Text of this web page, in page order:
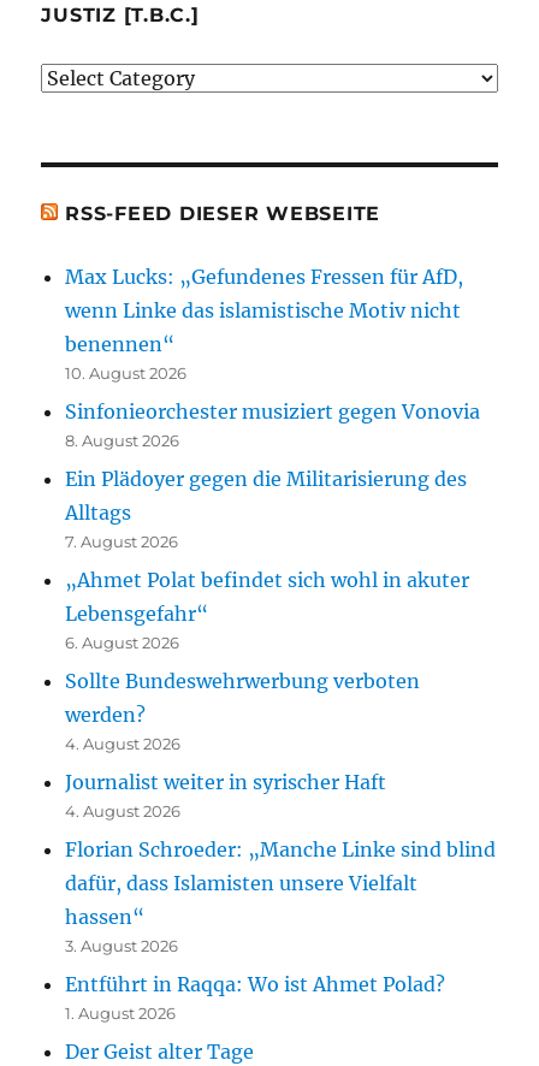
besprochenen
erwähnten
JUSTIZ [T.B.C.]
Justiz
RSS-FEED DIESER WEBSEITE
Max Lucks: „Gefundenes Fressen für AfD,
wenn Linke das islamistische Motiv nicht
benennen“
10. August 2026
Sinfonieorchester musiziert gegen Vonovia
8. August 2026
Ein Plädoyer gegen die Militarisierung des
Alltags
7. August 2026
„Ahmet Polat befindet sich wohl in akuter
Lebensgefahr“
6. August 2026
Sollte Bundeswehrwerbung verboten
werden?
4. August 2026
Journalist weiter in syrischer Haft
4. August 2026
Florian Schroeder: „Manche Linke sind blind
dafür, dass Islamisten unsere Vielfalt
hassen“
3. August 2026
Entführt in Raqqa: Wo ist Ahmet Polad?
1. August 2026
Der Geist alter Tage